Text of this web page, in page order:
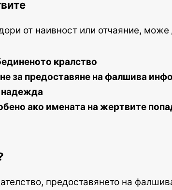
от наивност или отчаяние,
кралство
за предоставяне на фалшива
надежда
ако имената на жертвите
предоставянето на